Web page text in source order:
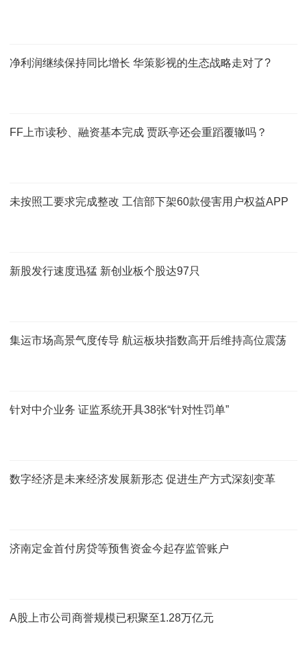
净利润继续保持同比增长 华策影视的生态战略走对了?
FF上市读秒、融资基本完成 贾跃亭还会重蹈覆辙吗？
未按照工要求完成整改 工信部下架60款侵害用户权益APP
新股发行速度迅猛 新创业板个股达97只
集运市场高景气度传导 航运板块指数高开后维持高位震荡
针对中介业务 证监系统开具38张“针对性罚单”
数字经济是未来经济发展新形态 促进生产方式深刻变革
济南定金首付房贷等预售资金今起存监管账户
A股上市公司商誉规模已积聚至1.28万亿元